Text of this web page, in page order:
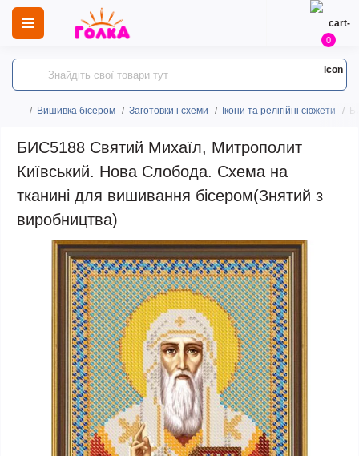
0
Вишивка бісером Заготовки і схеми Ікони та релігійні сюжети
БИС5188 Святий Михаїл, Митрополит
Київський. Нова Слобода. Схема на
тканині для вишивання бісером(Знятий з
виробництва)